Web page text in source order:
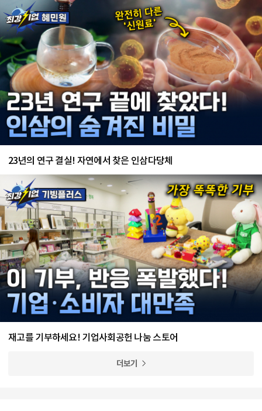
23년의 연구 결실! 자연에서 찾은 인삼다당체
재고를 기부하세요! 기업사회공헌 나눔 스토어
더보기